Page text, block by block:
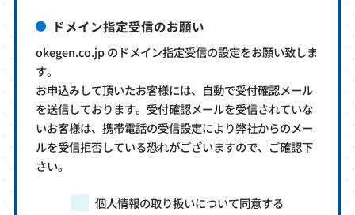
ドメイン指定受信のお願い
okegen.co.jp のドメイン指定受信の設定をお願い致しま
す。
お申込みして頂いたお客様には、自動で受付確認メール
を送信しております。受付確認メールを受信されていな
いお客様は、携帯電話の受信設定により弊社からのメー
ルを受信拒否している恐れがございますので、ご確認下
さい。
個人情報の取り扱いについて同意する